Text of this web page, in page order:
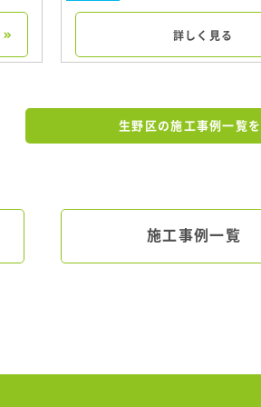
詳しく見る
生野区の施工事例一覧
施工事例一覧